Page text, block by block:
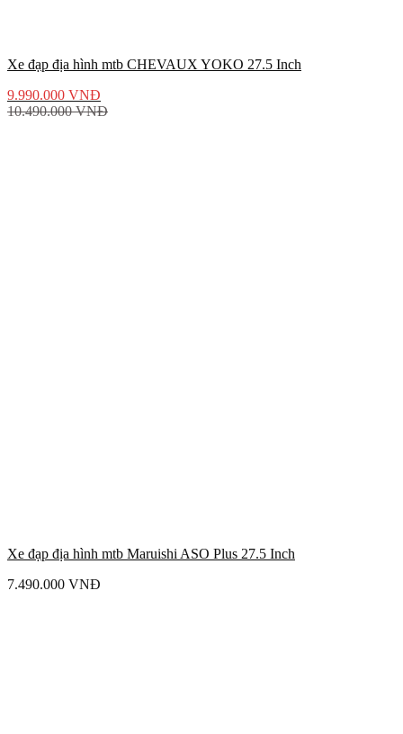
Xe đạp địa hình mtb CHEVAUX YOKO 27.5 Inch
9.990.000 VNĐ
10.490.000VNĐ
Xe đạp địa hình mtb Maruishi ASO Plus 27.5 Inch
7.490.000 VNĐ